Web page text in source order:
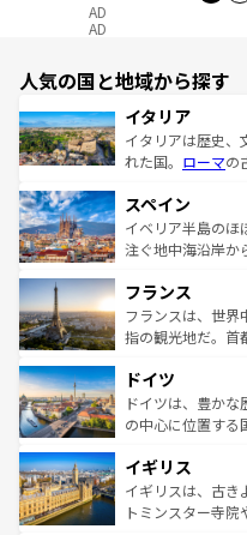
AD
AD
人気の国と地域から探す
イタリア
イタリアは歴史、
れた国。 ローマの
ろん、トスカーナ
景など、自然景観
ピザやパスタなど
ませてくれるイタ
なお、新着のイタ
しい。
スペイン
イベリア半島のほ
注ぐ地中海沿岸か
文化が根付くこの
れる闘牛、そして
る。首都マドリー
の城塞都市、穏や
せる。地方によ
フランス
フランスは、世界
指の観光地だ。首
で、幅広い魅力が
聖堂、美しいビ
から魅了する。ま
いる。シャンパン
香り高いラベンダ
らに、パリ以外の
ドイツ
ドイツは、豊か
の中心に位置する
顔を持つこの国は
ルリンの文化的活
してライン川沿い
イギリス
イギリスは、古き
トミンスター寺院